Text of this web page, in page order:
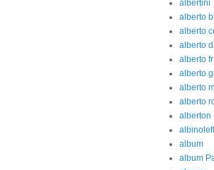
albertini
alberto
alberto
alberto
alberto
alberto
alberto
alberto
alberton
album
album